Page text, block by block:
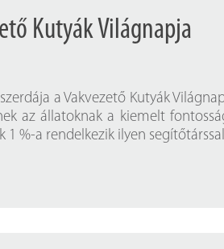
Kutyák Világnapja
a Vakvezető Kutyák
az állatoknak a kiemelt
1 %-a rendelkezik ilyen